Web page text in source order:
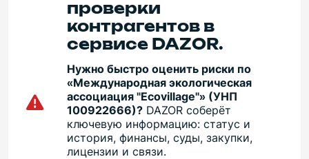
проверки
контрагентов в
сервисе DAZOR.
Нужно быстро оценить риски по
«Международная экологическая
ассоциация "Есоvillаgе"» (УНП
100922666)? DAZOR соберёт
ключевую информацию: статус и
история, финансы, суды, закупки,
лицензии и связи.